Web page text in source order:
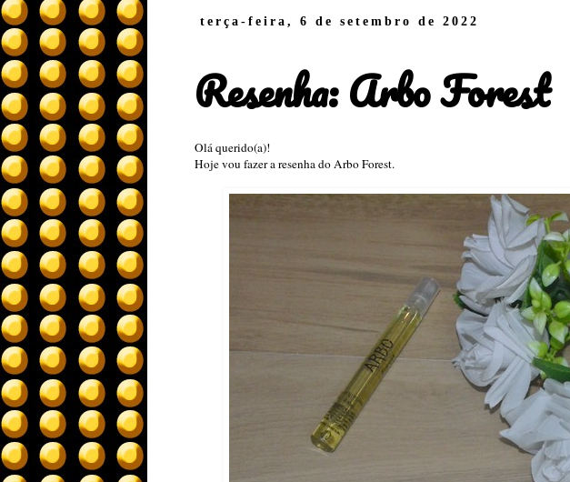
terça-feira, 6 de setembro de 2022
Resenha: Arbo Forest
Olá querido(a)!
Hoje vou fazer a resenha do Arbo Forest.